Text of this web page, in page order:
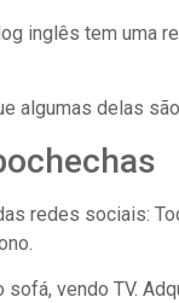
inglês tem uma
algumas delas
redes sociais:
sofá, vendo TV.